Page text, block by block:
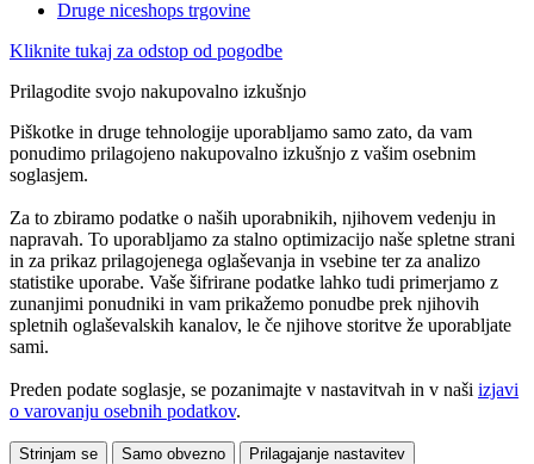
Druge niceshops trgovine
Kliknite tukaj za odstop od pogodbe
Prilagodite svojo nakupovalno izkušnjo
Piškotke in druge tehnologije uporabljamo samo zato, da vam
ponudimo prilagojeno nakupovalno izkušnjo z vašim osebnim
soglasjem.
Za to zbiramo podatke o naših uporabnikih, njihovem vedenju in
napravah. To uporabljamo za stalno optimizacijo naše spletne strani
in za prikaz prilagojenega oglaševanja in vsebine ter za analizo
statistike uporabe. Vaše šifrirane podatke lahko tudi primerjamo z
zunanjimi ponudniki in vam prikažemo ponudbe prek njihovih
spletnih oglaševalskih kanalov, le če njihove storitve že uporabljate
sami.
Preden podate soglasje, se pozanimajte v nastavitvah in v naši izjavi
o varovanju osebnih podatkov.
Strinjam se Samo obvezno Prilagajanje nastavitev